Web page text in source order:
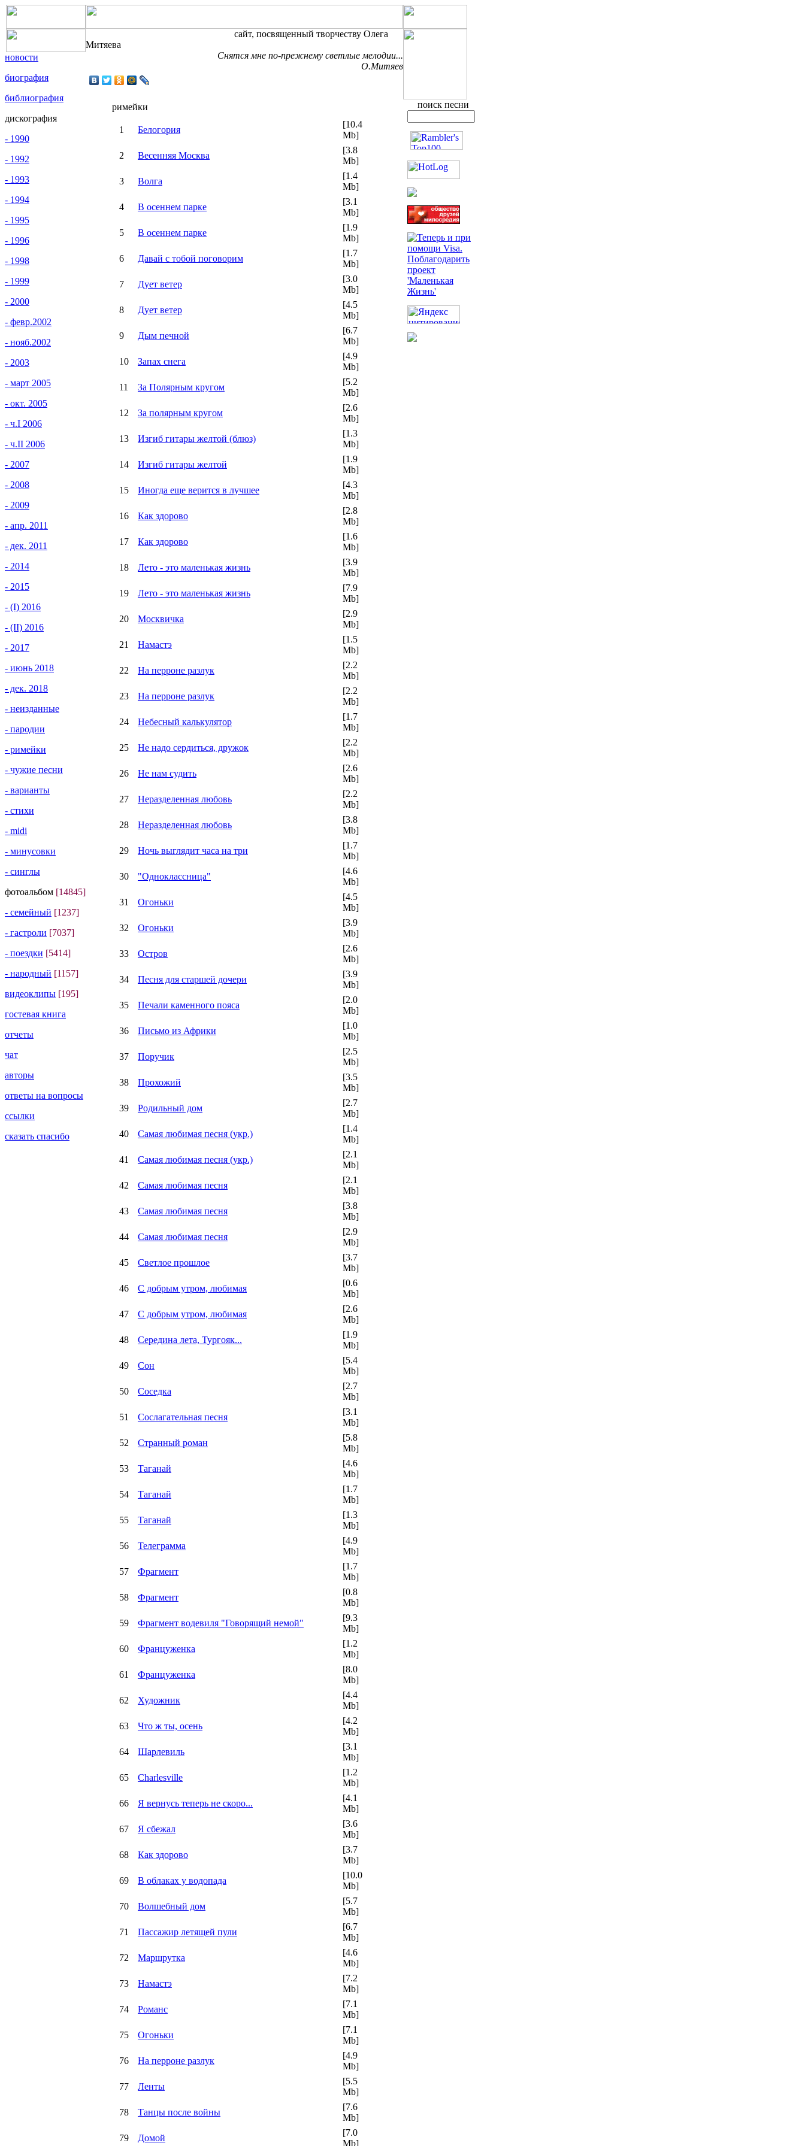
новости
биография
библиография
дискография
- 1990
- 1992
- 1993
- 1994
- 1995
- 1996
- 1998
- 1999
- 2000
- февр.2002
- нояб.2002
- 2003
- март 2005
- окт. 2005
- ч.I 2006
- ч.II 2006
- 2007
- 2008
- 2009
- апр. 2011
- дек. 2011
- 2014
- 2015
- (I) 2016
- (II) 2016
- 2017
- июнь 2018
- дек. 2018
- неизданные
- пародии
- римейки
- чужие песни
- варианты
- стихи
- midi
- минусовки
- синглы
фотоальбом [14845]
- семейный [1237]
- гастроли [7037]
- поездки [5414]
- народный [1157]
видеоклипы [195]
гостевая книга
отчеты
чат
авторы
ответы на вопросы
ссылки
сказать спасибо
сайт, посвященный творчеству Олега
Митяева
Снятся мне по-прежнему светлые мелодии...
О.Митяев
римейки
1 Белогория
[10.4
Mb]
2
Весенняя Москва
[3.8
Mb]
3
Волга
[1.4
Mb]
4
В осеннем парке
[3.1
Mb]
5
В осеннем парке
[1.9
Mb]
6
Давай с тобой поговорим
[1.7
Mb]
7
Дует ветер
[3.0
Mb]
8
Дует ветер
[4.5
Mb]
9
Дым печной
[6.7
Mb]
10
Запах снега
[4.9
Mb]
11
За Полярным кругом
[5.2
Mb]
12
За полярным кругом
[2.6
Mb]
13
Изгиб гитары желтой (блюз)
[1.3
Mb]
14
Изгиб гитары желтой
[1.9
Mb]
15
Иногда еще верится в лучшее
[4.3
Mb]
16
Как здорово
[2.8
Mb]
17
Как здорово
[1.6
Mb]
18
Лето - это маленькая жизнь
[3.9
Mb]
19
Лето - это маленькая жизнь
[7.9
Mb]
20
Москвичка
[2.9
Mb]
21
Намастэ
[1.5
Mb]
22
На перроне разлук
[2.2
Mb]
23
На перроне разлук
[2.2
Mb]
24
Небесный калькулятор
[1.7
Mb]
25
Не надо сердиться, дружок
[2.2
Mb]
26
Не нам судить
[2.6
Mb]
27
Неразделенная любовь
[2.2
Mb]
28
Неразделенная любовь
[3.8
Mb]
29
Ночь выглядит часа на три
[1.7
Mb]
30
"Одноклассница"
[4.6
Mb]
31
Огоньки
[4.5
Mb]
32
Огоньки
[3.9
Mb]
33
Остров
[2.6
Mb]
34
Песня для старшей дочери
[3.9
Mb]
35
Печали каменного пояса
[2.0
Mb]
36
Письмо из Африки
[1.0
Mb]
37
Поручик
[2.5
Mb]
38
Прохожий
[3.5
Mb]
39
Родильный дом
[2.7
Mb]
40
Самая любимая песня (укр.)
[1.4
Mb]
41
Самая любимая песня (укр.)
[2.1
Mb]
42
Самая любимая песня
[2.1
Mb]
43
Самая любимая песня
[3.8
Mb]
44
Самая любимая песня
[2.9
Mb]
45
Светлое прошлое
[3.7
Mb]
46
С добрым утром, любимая
[0.6
Mb]
47
С добрым утром, любимая
[2.6
Mb]
48
Середина лета, Тургояк...
[1.9
Mb]
49
Сон
[5.4
Mb]
50
Соседка
[2.7
Mb]
51
Сослагательная песня
[3.1
Mb]
52
Странный роман
[5.8
Mb]
53
Таганай
[4.6
Mb]
54
Таганай
[1.7
Mb]
55
Таганай
[1.3
Mb]
56
Телеграмма
[4.9
Mb]
57
Фрагмент
[1.7
Mb]
58
Фрагмент
[0.8
Mb]
59
Фрагмент водевиля "Говорящий немой"
[9.3
Mb]
60
Француженка
[1.2
Mb]
61
Француженка
[8.0
Mb]
62
Художник
[4.4
Mb]
63
Что ж ты, осень
[4.2
Mb]
64
Шарлевиль
[3.1
Mb]
65
Charlesville
[1.2
Mb]
66
Я вернусь теперь не скоро...
[4.1
Mb]
67
Я сбежал
[3.6
Mb]
68
Как здорово
[3.7
Mb]
69
В облаках у водопада
[10.0
Mb]
70
Волшебный дом
[5.7
Mb]
71
Пассажир летящей пули
[6.7
Mb]
72
Маршрутка
[4.6
Mb]
73
Намастэ
[7.2
Mb]
74
Романс
[7.1
Mb]
75
Огоньки
[7.1
Mb]
76
На перроне разлук
[4.9
Mb]
77
Ленты
[5.5
Mb]
78
Танцы после войны
[7.6
Mb]
79
Домой
[7.0
Mb]
поиск песни